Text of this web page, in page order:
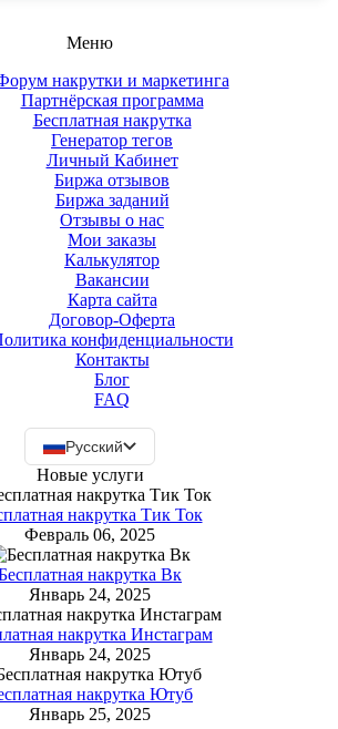
Меню
накрутки и маркетинга
Партнёрская программа
Бесплатная накрутка
Генератор тегов
Личный Кабинет
Биржа отзывов
Биржа заданий
Отзывы о нас
Мои заказы
Калькулятор
Вакансии
Карта сайта
Договор-Оферта
конфиденциальности
Контакты
Блог
FAQ
Русский
Новые услуги
накрутка Тик Ток
Февраль 06, 2025
накрутка Вк
Январь 24, 2025
накрутка Инстаграм
Январь 24, 2025
накрутка Ютуб
Январь 25, 2025